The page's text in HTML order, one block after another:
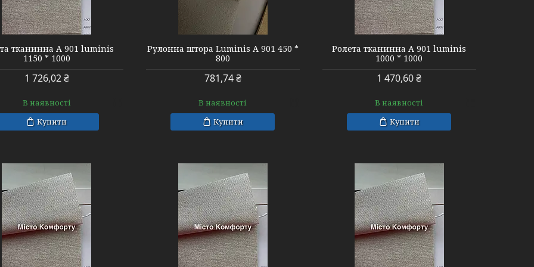
тканинна А 901 luminis
1150 * 1000
1 726,02 ₴
В наявності
Купити
А 901 450 * 800
Рулонна штора Luminis А 901 450 *
800
781,74 ₴
В наявності
Купити
А 901 luminis 1000 * 1000
Ролета тканинна А 901 luminis
1000 * 1000
1 470,60 ₴
В наявності
Купити
А 901 luminis 1100 * 1000 А 901 luminis 1200 * 1000